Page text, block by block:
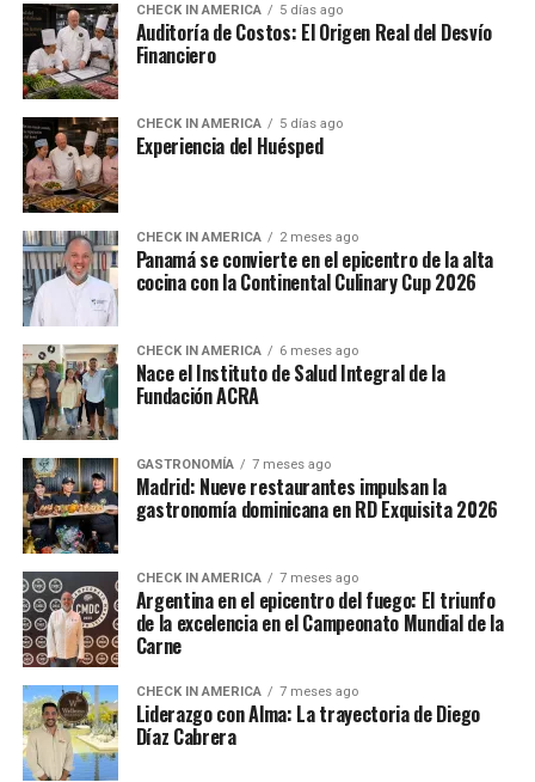
CHECK IN AMERICA 5 días ago
Auditoría de Costos: El Origen Real del Desvío
Financiero
CHECK IN AMERICA 5 días ago
Experiencia del Huésped
CHECK IN AMERICA 2 meses ago
Panamá se convierte en el epicentro de la alta
cocina con la Continental Culinary Cup 2026
CHECK IN AMERICA 6 meses ago
Nace el Instituto de Salud Integral de la
Fundación ACRA
GASTRONOMÍA 7 meses ago
Madrid: Nueve restaurantes impulsan la
gastronomía dominicana en RD Exquisita 2026
CHECK IN AMERICA 7 meses ago
Argentina en el epicentro del fuego: El triunfo
de la excelencia en el Campeonato Mundial de la
Carne
CHECK IN AMERICA 7 meses ago
Liderazgo con Alma: La trayectoria de Diego
Díaz Cabrera